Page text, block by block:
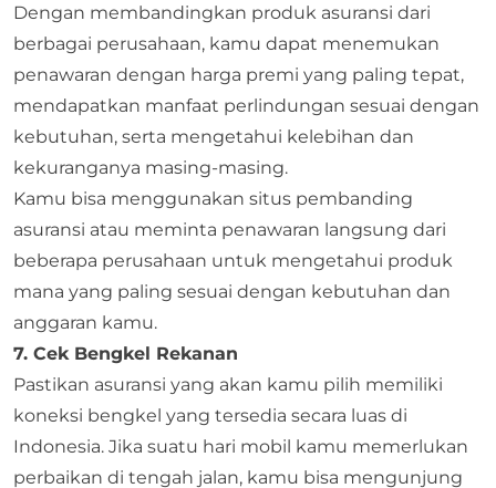
Dengan membandingkan produk asuransi dari
berbagai perusahaan, kamu dapat menemukan
penawaran dengan harga premi yang paling tepat,
mendapatkan manfaat perlindungan sesuai dengan
kebutuhan, serta mengetahui kelebihan dan
kekuranganya masing-masing.
Kamu bisa menggunakan situs pembanding
asuransi atau meminta penawaran langsung dari
beberapa perusahaan untuk mengetahui produk
mana yang paling sesuai dengan kebutuhan dan
anggaran kamu.
7. Cek Bengkel Rekanan
Pastikan asuransi yang akan kamu pilih memiliki
koneksi bengkel yang tersedia secara luas di
Indonesia. Jika suatu hari mobil kamu memerlukan
perbaikan di tengah jalan, kamu bisa mengunjung